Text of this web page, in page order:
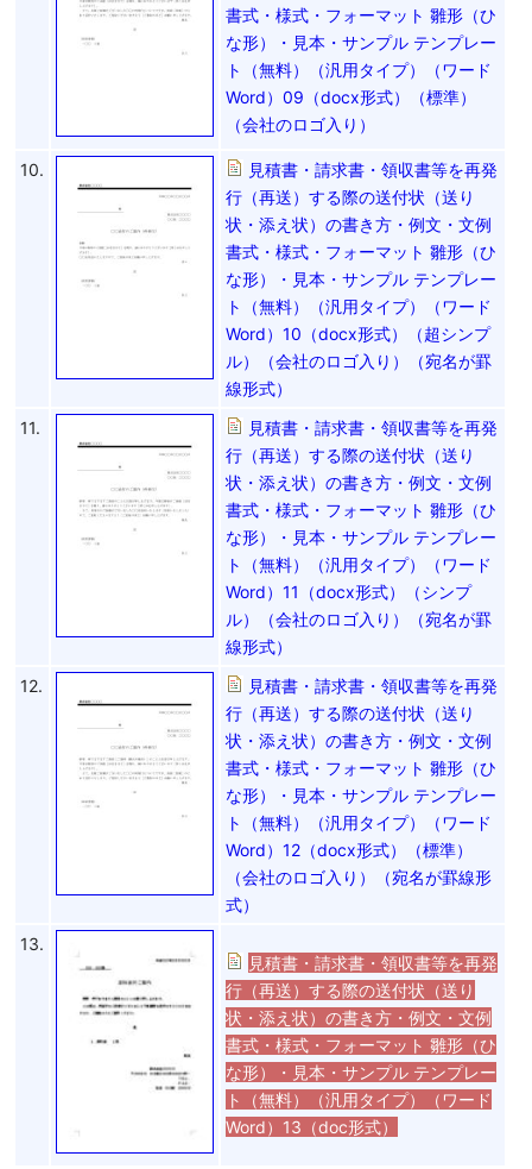
書式・様式・フォーマット 雛形（ひ
な形）・見本・サンプル テンプレー
ト（無料）（汎用タイプ）（ワード
Word）09（docx形式）（標準）
（会社のロゴ入り）
10.
見積書・請求書・領収書等を再発
行（再送）する際の送付状（送り
状・添え状）の書き方・例文・文例
書式・様式・フォーマット 雛形（ひ
な形）・見本・サンプル テンプレー
ト（無料）（汎用タイプ）（ワード
Word）10（docx形式）（超シンプ
ル）（会社のロゴ入り）（宛名が罫
線形式）
11.
見積書・請求書・領収書等を再発
行（再送）する際の送付状（送り
状・添え状）の書き方・例文・文例
書式・様式・フォーマット 雛形（ひ
な形）・見本・サンプル テンプレー
ト（無料）（汎用タイプ）（ワード
Word）11（docx形式）（シンプ
ル）（会社のロゴ入り）（宛名が罫
線形式）
12.
見積書・請求書・領収書等を再発
行（再送）する際の送付状（送り
状・添え状）の書き方・例文・文例
書式・様式・フォーマット 雛形（ひ
な形）・見本・サンプル テンプレー
ト（無料）（汎用タイプ）（ワード
Word）12（docx形式）（標準）
（会社のロゴ入り）（宛名が罫線形
式）
13.
見積書・請求書・領収書等を再発
行（再送）する際の送付状（送り
状・添え状）の書き方・例文・文例
書式・様式・フォーマット 雛形（ひ
な形）・見本・サンプル テンプレー
ト（無料）（汎用タイプ）（ワード
Word）13（doc形式）